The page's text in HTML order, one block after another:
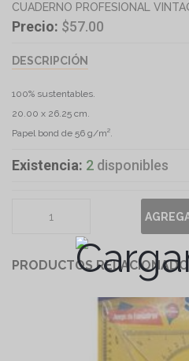
CUADERNO PROFESIONAL
Precio: $57.00
DESCRIPCIÓN
100% sustentables.
20.00 x 26.25 cm.
Papel bond de 56 g/m².
Existencia: 2 disponibles
PRODUCTOS